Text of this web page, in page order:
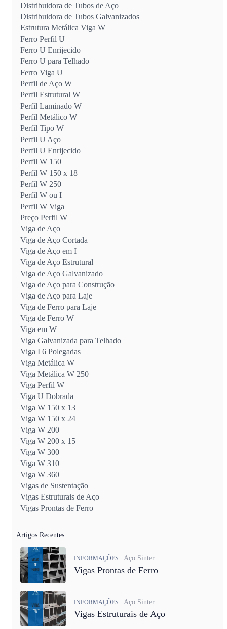
Distribuidora de Tubos de Aço
Distribuidora de Tubos Galvanizados
Estrutura Metálica Viga W
Ferro Perfil U
Ferro U Enrijecido
Ferro U para Telhado
Ferro Viga U
Perfil de Aço W
Perfil Estrutural W
Perfil Laminado W
Perfil Metálico W
Perfil Tipo W
Perfil U Aço
Perfil U Enrijecido
Perfil W 150
Perfil W 150 x 18
Perfil W 250
Perfil W ou I
Perfil W Viga
Preço Perfil W
Viga de Aço
Viga de Aço Cortada
Viga de Aço em I
Viga de Aço Estrutural
Viga de Aço Galvanizado
Viga de Aço para Construção
Viga de Aço para Laje
Viga de Ferro para Laje
Viga de Ferro W
Viga em W
Viga Galvanizada para Telhado
Viga I 6 Polegadas
Viga Metálica W
Viga Metálica W 250
Viga Perfil W
Viga U Dobrada
Viga W 150 x 13
Viga W 150 x 24
Viga W 200
Viga W 200 x 15
Viga W 300
Viga W 310
Viga W 360
Vigas de Sustentação
Vigas Estruturais de Aço
Vigas Prontas de Ferro
Artigos Recentes
INFORMAÇÕES - Aço Sinter
Vigas Prontas de Ferro
INFORMAÇÕES - Aço Sinter
Vigas Estruturais de Aço